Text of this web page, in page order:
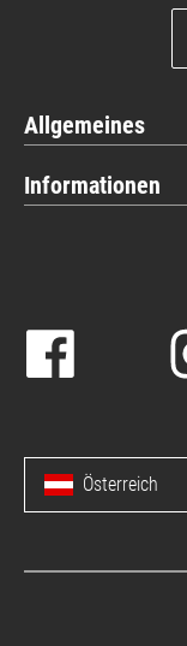
Allgemeines
Informationen
Österreich